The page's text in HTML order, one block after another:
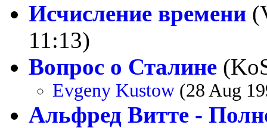
Исчисление времени
11:13)
Вопрос о Сталине
Evgeny Kustow (28 Aug
Альфред Витте -